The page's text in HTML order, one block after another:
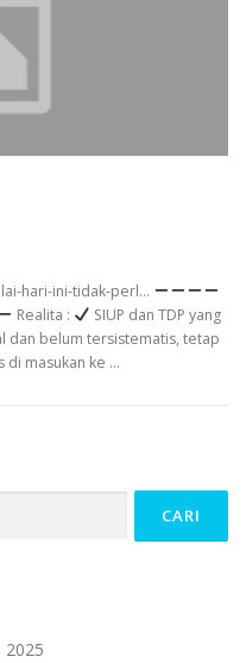
HUKUM
hari-ini-tidak-perl…
Realita :
SIUP dan TDP yang
dan belum tersistematis, tetap
di masukan ke …
2025